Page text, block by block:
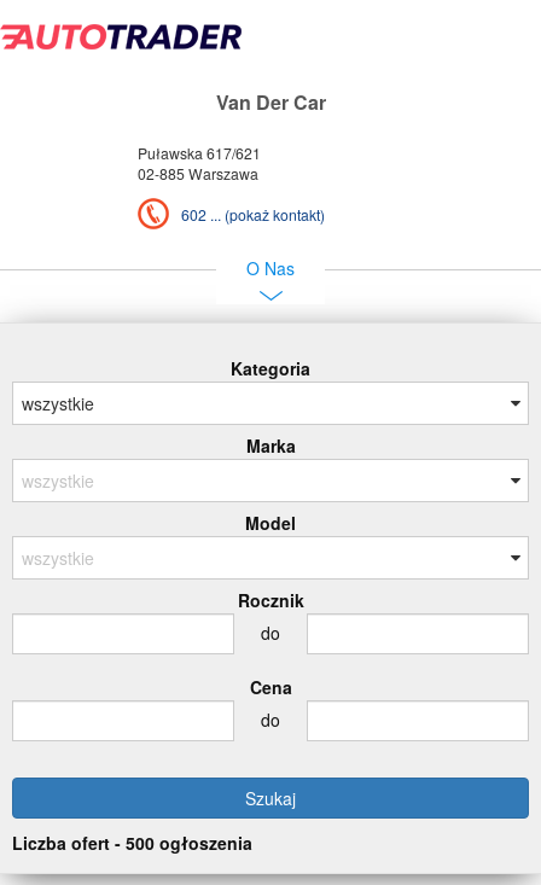
Van Der Car
Puławska 617/621
02-885 Warszawa
602 ... (pokaż kontakt)
O Nas
Kategoria
Marka
Model
Rocznik
do
Cena
do
Liczba ofert - 500 ogłoszenia